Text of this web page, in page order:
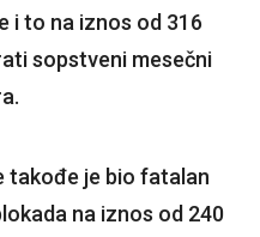
i to na iznos od 316
sopstveni mesečni
takođe je bio fatalan
na iznos od 240